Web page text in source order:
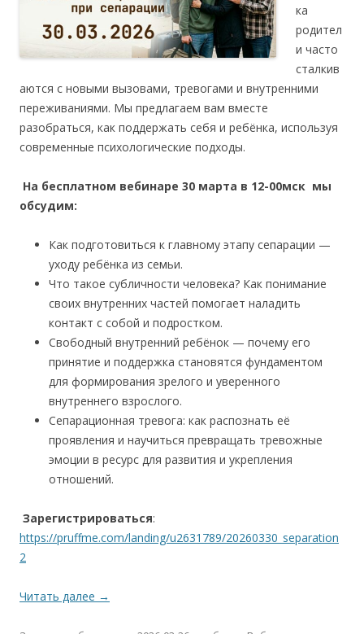
ка
родител
и часто
сталкив
аются с новыми вызовами, тревогами и внутренними
переживаниями. Мы предлагаем вам вместе
разобраться, как поддержать себя и ребёнка, используя
современные психологические подходы.
На бесплатном вебинаре 30 марта в 12-00мск мы
обсудим:
Как подготовиться к главному этапу сепарации —
уходу ребёнка из семьи.
Что такое субличности человека? Как понимание
своих внутренних частей помогает наладить
контакт с собой и подростком.
Свободный внутренний ребёнок — почему его
принятие и поддержка становятся фундаментом
для формирования зрелого и уверенного
внутреннего взрослого.
Сепарационная тревога: как распознать её
проявления и научиться превращать тревожные
эмоции в ресурс для развития и укрепления
отношений.
Зарегистрироваться:
https://pruffme.com/landing/u2631789/20260330_separation
2
Читать далее →